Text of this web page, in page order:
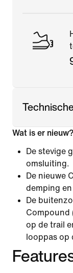
Wat is er nieuw?
De stevige
omsluiting.
De nieuwe
demping
De
Compound
op de trail
looppas op